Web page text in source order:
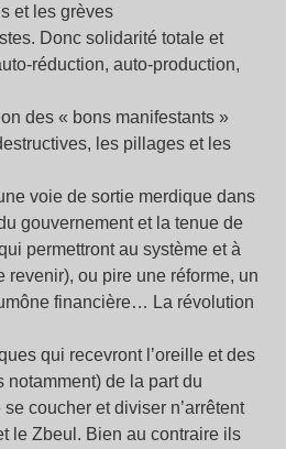
et les grèves
Donc solidarité totale et
réduction, auto-production,
des « bons manifestants »
les pillages et les
voie de sortie merdique dans
gouvernement et la tenue de
permettront au système et à
revenir), ou pire une réforme, un
financière… La révolution
qui recevront l’oreille et des
notamment) de la part du
coucher et diviser n’arrêtent
le Zbeul. Bien au contraire ils